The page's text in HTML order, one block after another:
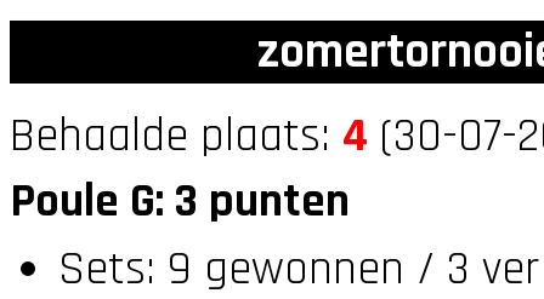
Behaalde plaats: 4 (30-07-
Poule G: 3 punten
Sets: 9 gewonnen / 3